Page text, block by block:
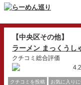
【中央区その他】
ラーメン まっくうし
クチコミ総合評価
4.2
クチコミを投稿 お気に入り